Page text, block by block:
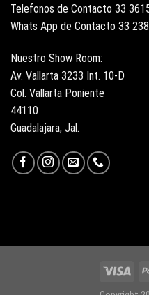
Telefonos de Contacto 33
Whats App de Contacto 33
Nuestro Show Room:
Av. Vallarta 3233 Int. 10-D
Col. Vallarta Poniente
44110
Guadalajara, Jal.